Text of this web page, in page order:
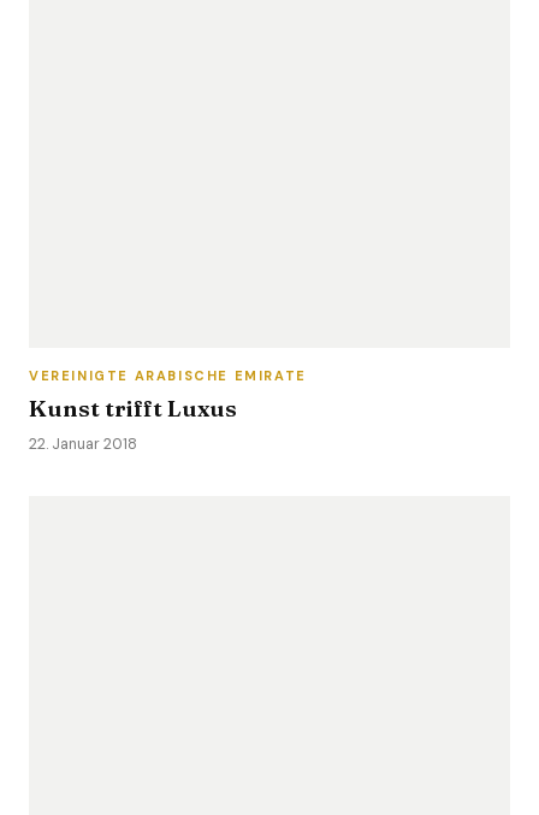
VEREINIGTE ARABISCHE EMIRATE
Kunst trifft Luxus
22. Januar 2018